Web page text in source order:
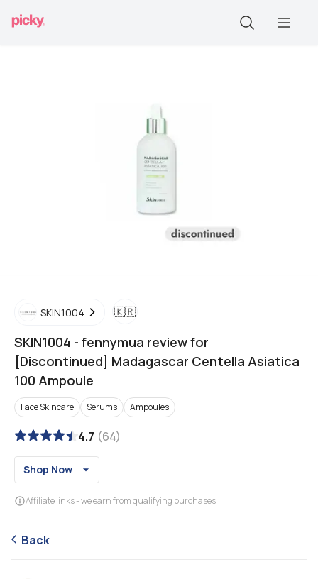
SKIN1004 🇰🇷
SKIN1004 - fennymua review for
[Discontinued] Madagascar Centella Asiatica
100 Ampoule
Face Skincare Serums Ampoules
4.7 (64)
Shop Now
Affiliate links - we earn from qualifying purchases
Back